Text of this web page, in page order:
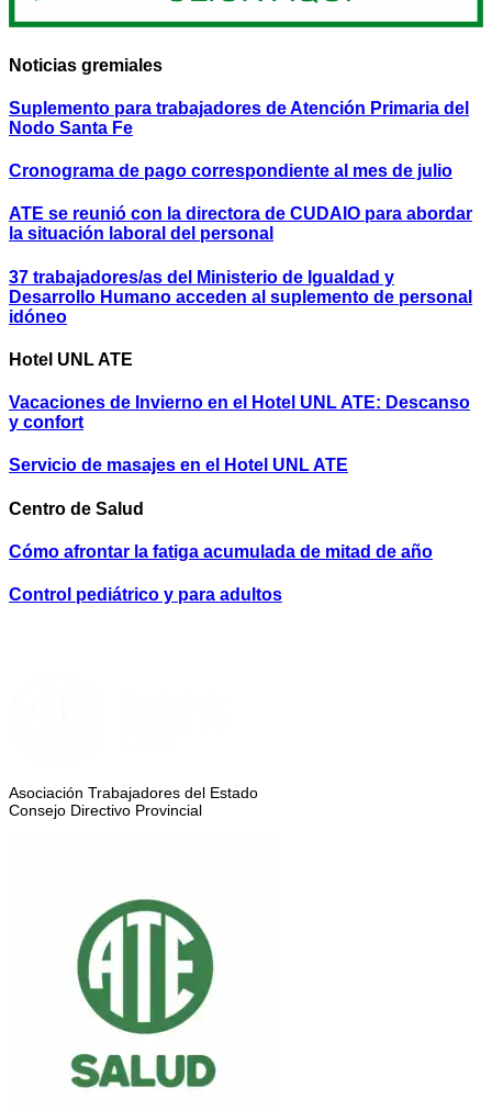
Noticias gremiales
Suplemento para trabajadores de Atención Primaria del
Nodo Santa Fe
Cronograma de pago correspondiente al mes de julio
ATE se reunió con la directora de CUDAIO para abordar
la situación laboral del personal
37 trabajadores/as del Ministerio de Igualdad y
Desarrollo Humano acceden al suplemento de personal
idóneo
Hotel UNL ATE
Vacaciones de Invierno en el Hotel UNL ATE: Descanso
y confort
Servicio de masajes en el Hotel UNL ATE
Centro de Salud
Cómo afrontar la fatiga acumulada de mitad de año
Control pediátrico y para adultos
Asociación Trabajadores del Estado
Consejo Directivo Provincial